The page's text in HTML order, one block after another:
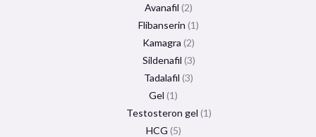
Avanafil 2
Flibanserin 1
Kamagra 2
Sildenafil 3
Tadalafil 3
Gel 1
Testosteron gel 1
HCG 5